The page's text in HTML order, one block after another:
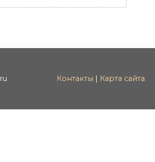
Контакты | Карта сайта